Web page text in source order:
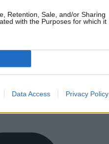
Retention, Sale, and/or Sharing
with the Purposes for which it
Data Access Privacy Policy